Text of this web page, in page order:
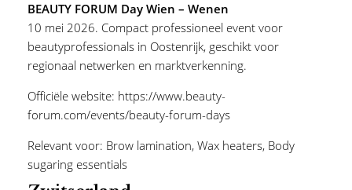
BEAUTY FORUM Day Wien – Wenen
10 mei 2026. Compact professioneel event voor
beautyprofessionals in Oostenrijk, geschikt voor
regionaal netwerken en marktverkenning.
Officiële website: https://www.beauty-
forum.com/events/beauty-forum-days
Relevant voor: Brow lamination, Wax heaters, Body
sugaring essentials